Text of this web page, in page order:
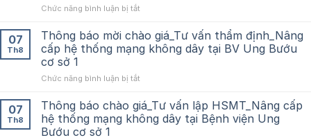
Chức năng bình luận bị tắt
tin
tuyển
dụng
Bệnh
Ung
Bướu
–
07
Th8
Thông báo mời chào giá_Tư vấn thẩm định_Nâng
cấp hệ thống mạng không dây tại BV Ung Bướu
cơ sở 1
Chức năng bình luận bị tắt
báo
mời
chào
07
Th8
Thông báo chào giá_Tư vấn lập HSMT_Nâng cấp
hệ thống mạng không dây tại Bệnh viện Ung
Bướu cơ sở 1